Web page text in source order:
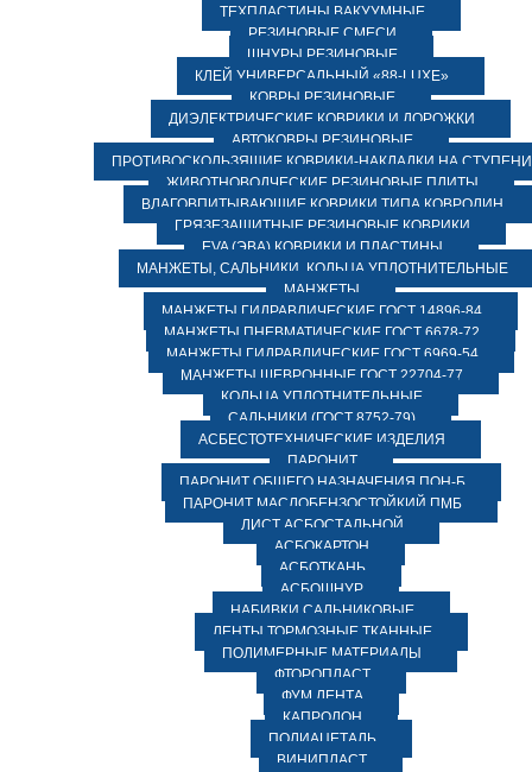
ТЕХПЛАСТИНЫ ВАКУУМНЫЕ
РЕЗИНОВЫЕ СМЕСИ
ШНУРЫ РЕЗИНОВЫЕ
КЛЕЙ УНИВЕРСАЛЬНЫЙ «88-LUXE»
КОВРЫ РЕЗИНОВЫЕ
ДИЭЛЕКТРИЧЕСКИЕ КОВРИКИ И ДОРОЖКИ
АВТОКОВРЫ РЕЗИНОВЫЕ
ПРОТИВОСКОЛЬЗЯЩИЕ КОВРИКИ-НАКЛАДКИ НА СТУПЕНИ
ЖИВОТНОВОДЧЕСКИЕ РЕЗИНОВЫЕ ПЛИТЫ
ВЛАГОВПИТЫВАЮЩИЕ КОВРИКИ ТИПА КОВРОЛИН
ГРЯЗЕЗАЩИТНЫЕ РЕЗИНОВЫЕ КОВРИКИ
EVA (ЭВА) КОВРИКИ И ПЛАСТИНЫ
МАНЖЕТЫ, САЛЬНИКИ, КОЛЬЦА УПЛОТНИТЕЛЬНЫЕ
МАНЖЕТЫ
МАНЖЕТЫ ГИДРАВЛИЧЕСКИЕ ГОСТ 14896-84
МАНЖЕТЫ ПНЕВМАТИЧЕСКИЕ ГОСТ 6678-72
МАНЖЕТЫ ГИДРАВЛИЧЕСКИЕ ГОСТ 6969-54
МАНЖЕТЫ ШЕВРОННЫЕ ГОСТ 22704-77
КОЛЬЦА УПЛОТНИТЕЛЬНЫЕ
САЛЬНИКИ (ГОСТ 8752-79)
АСБЕСТОТЕХНИЧЕСКИЕ ИЗДЕЛИЯ
ПАРОНИТ
ПАРОНИТ ОБЩЕГО НАЗНАЧЕНИЯ ПОН-Б
ПАРОНИТ МАСЛОБЕНЗОСТОЙКИЙ ПМБ
ЛИСТ АСБОСТАЛЬНОЙ
АСБОКАРТОН
АСБОТКАНЬ
АСБОШНУР
НАБИВКИ САЛЬНИКОВЫЕ
ЛЕНТЫ ТОРМОЗНЫЕ ТКАННЫЕ
ПОЛИМЕРНЫЕ МАТЕРИАЛЫ
ФТОРОПЛАСТ
ФУМ ЛЕНТА
КАПРОЛОН
ПОЛИАЦЕТАЛЬ
ВИНИПЛАСТ